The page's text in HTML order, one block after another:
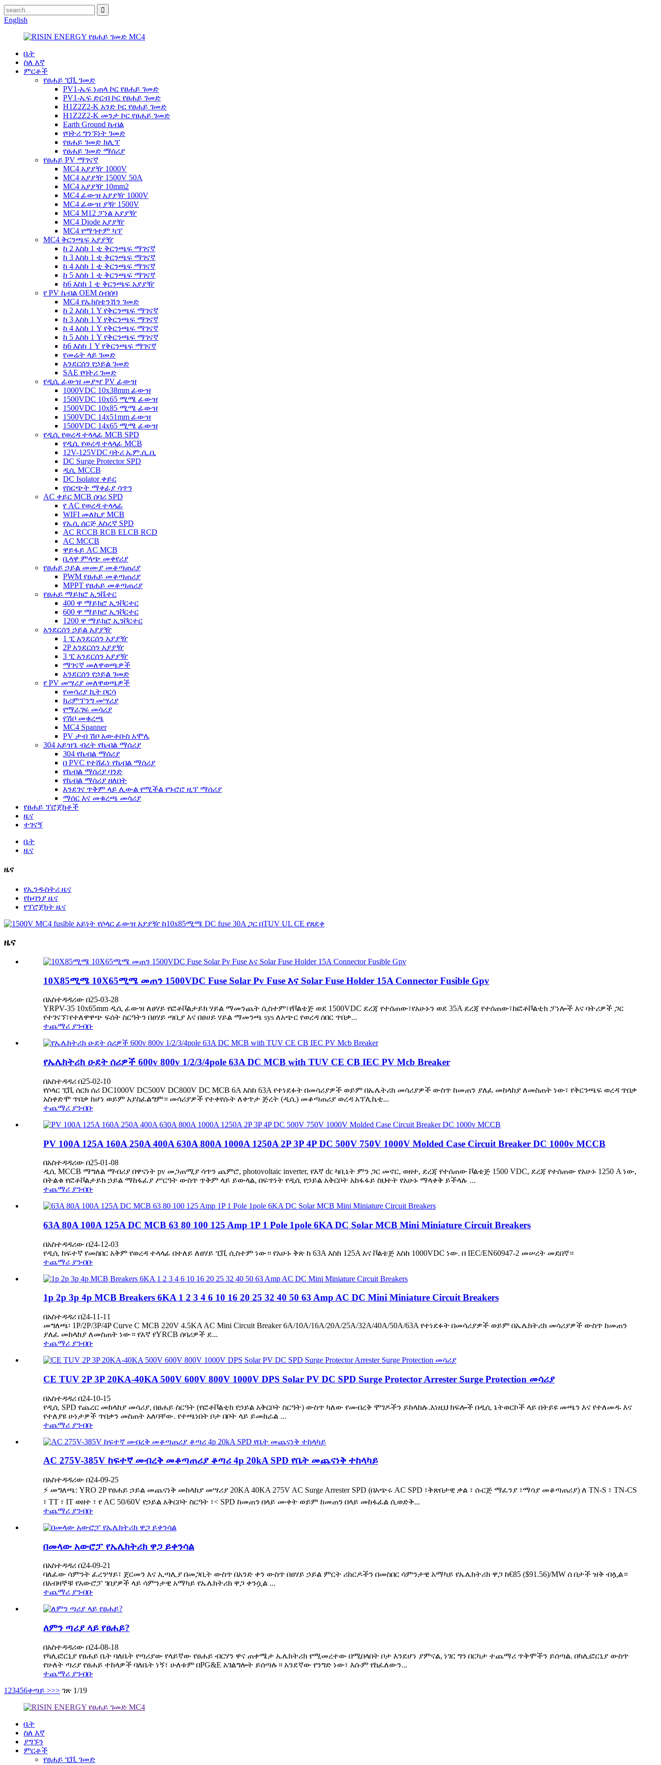
English
ቤት
ስለ እኛ
ምርቶች
የፀሐይ ፒቪ ገመድ
PV1-ኤፍ ነጠላ ኮር የፀሐይ ገመድ
PV1-ኤፍ ድርብ ኮር የፀሐይ ገመድ
H1Z2Z2-K አንድ ኮር የፀሐይ ገመድ
H1Z2Z2-K መንታ ኮር የፀሐይ ገመድ
Earth Ground ኬብል
የባትሪ ግንኙነት ገመድ
የፀሐይ ገመድ ክሊፕ
የፀሐይ ገመድ ማሰሪያ
የፀሐይ PV ማገናኛ
MC4 አያያዥ 1000V
MC4 አያያዥ 1500V 50A
MC4 አያያዥ 10mm2
MC4 ፊውዝ አያያዥ 1000V
MC4 ፊውዝ ያዥ 1500V
MC4 M12 ፓነል አያያዥ
MC4 Diode አያያዥ
MC4 የማኅተም ካፕ
MC4 ቅርንጫፍ አያያዥ
ከ 2 እስከ 1 ቲ ቅርንጫፍ ማገናኛ
ከ 3 እስከ 1 ቲ ቅርንጫፍ ማገናኛ
ከ 4 እስከ 1 ቲ ቅርንጫፍ ማገናኛ
ከ 5 እስከ 1 ቲ ቅርንጫፍ ማገናኛ
ከ6 እስከ 1 ቲ ቅርንጫፍ አያያዥ
የ PV ኬብል OEM ስብሰባ
MC4 የኤክስቴንሽን ገመድ
ከ 2 እስከ 1 Y የቅርንጫፍ ማገናኛ
ከ 3 እስከ 1 Y የቅርንጫፍ ማገናኛ
ከ 4 እስከ 1 Y የቅርንጫፍ ማገናኛ
ከ 5 እስከ 1 Y የቅርንጫፍ ማገናኛ
ከ6 እስከ 1 Y የቅርንጫፍ ማገናኛ
የመሬት ላይ ገመድ
አንደርሰን የኃይል ገመድ
SAE የባትሪ ገመድ
የዲሲ ፊውዝ መያዣ PV ፊውዝ
1000VDC 10x38mm ፊውዝ
1500VDC 10x65 ሚሜ ፊውዝ
1500VDC 10x85 ሚሜ ፊውዝ
1500VDC 14x51mm ፊውዝ
1500VDC 14x65 ሚሜ ፊውዝ
የዲሲ የወረዳ ተላላፊ MCB SPD
የዲሲ የወረዳ ተላላፊ MCB
12V-125VDC ባትሪ ኤም.ሲ.ቢ
DC Surge Protector SPD
ዲሲ MCCB
DC Isolator ቀይር
የስርጭት ማቀፊያ ሳጥን
AC ቀይር MCB ሰባሪ SPD
የ AC የወረዳ ተላላፊ
WIFI መለኪያ MCB
የኤሲ ሰርጅ እስረኛ SPD
AC RCCB RCB ELCB RCD
AC MCCB
ዋይፋይ AC MCB
ቢላዋ ምላጭ መቀየሪያ
የፀሐይ ኃይል መሙያ መቆጣጠሪያ
PWM የፀሐይ መቆጣጠሪያ
MPPT የፀሐይ መቆጣጠሪያ
የፀሐይ ማይክሮ ኢንቬተር
400 ዋ ማይክሮ ኢንቮርተር
600 ዋ ማይክሮ ኢንቮርተር
1200 ዋ ማይክሮ ኢንቮርተር
አንደርሰን ኃይል አያያዥ
1 ፒ አንደርሰን አያያዥ
2P አንደርሰን አያያዥ
3 ፒ አንደርሰን አያያዥ
ማገናኛ መለዋወጫዎች
አንደርሰን የኃይል ገመድ
የ PV መሣሪያ መለዋወጫዎች
የመሳሪያ ኪት ቦርሳ
ክሪምፕንግ መሣሪያ
የማራገፍ መሳሪያ
የሽቦ መቁረጫ
MC4 Spanner
PV ታብ ሽቦ አውቶቡስ አሞሌ
304 አይዝጌ ብረት የኬብል ማሰሪያ
304 የኬብል ማሰሪያ
በ PVC የተሸፈነ የኬብል ማሰሪያ
የኬብል ማሰሪያ ባንድ
የኬብል ማሰሪያ ዘለበት
እንደገና ጥቅም ላይ ሊውል የሚችል የጉሮሮ ዚፕ ማሰሪያ
ማሰር እና መቁረጫ መሳሪያ
የፀሐይ ፕሮጀክቶች
ዜና
ተገናኝ
ቤት
ዜና
ዜና
የኢንዱስትሪ ዜና
የኩባንያ ዜና
የፕሮጀክት ዜና
ዜና
10X85ሚሜ 10X65ሚሜ መጠን 1500VDC Fuse Solar Pv Fuse እና Solar Fuse Holder 15A Connector Fusible Gpv
በአስተዳዳሪው በ25-03-28
YRPV-35 10x65mm ዲሲ ፊውዝ ለፀሃይ የፎቶቮልታይክ ሃይል ማመንጨት ሲስተም፣የቮልቴጅ ወደ 1500VDC ደረጃ የተሰጠው፣የአሁኑን ወደ 35A ደረጃ የተሰጠው፣ከፎቶቮልቲክ ፓነሎች እና ባትሪዎች ጋር
የተገናኘ፣የተለዋዋጭ ፍሰት ስርዓትን በፀሃይ ጣቢያ እና በፀሀይ ሃይል ማመንጫ sys ለአጭር የወረዳ ሰበር ጥበቃ...
ተጨማሪ ያንብቡ
የኤሌክትሪክ ዑደት ሰሪዎች 600v 800v 1/2/3/4pole 63A DC MCB with TUV CE CB IEC PV Mcb Breaker
በአስተዳዳሪ በ25-02-10
የሶላር ፒቪ ሰርክ ሰሪ DC1000V DC500V DC800V DC MCB 6A እስከ 63A የተነደፉት በመሳሪያዎች ወይም በኤሌትሪክ መሳሪያዎች ውስጥ ከመጠን ያለፈ መከላከያ ለመስጠት ነው፣ የቅርንጫፍ ወረዳ ጥበቃ
አስቀድሞ ጥበቃ ከሆነ ወይም አያስፈልግም። መሳሪያዎች የተቀየሱት ለቀጥታ ጅረት (ዲሲ) መቆጣጠሪያ ወረዳ አፕሊኬቲ...
ተጨማሪ ያንብቡ
PV 100A 125A 160A 250A 400A 630A 800A 1000A 1250A 2P 3P 4P DC 500V 750V 1000V Molded Case Circuit Breaker DC 1000v MCCB
በአስተዳዳሪው በ25-01-08
ዲሲ MCCB ማግለል ማብሪያ በዋናነት pv መጋጠሚያ ሳጥን ጨምሮ, photovoltaic inverter, የእኛ dc ካቢኔት ምን ጋር መኖር, ወዘተ, ደረጃ የተሰጠው ቮልቴጅ 1500 VDC, ደረጃ የተሰጠው የአሁኑ 1250 A ነው,
በትልቁ የፎቶቮልታይክ ኃይል ማከፋፈያ ሥርዓት ውስጥ ጥቅም ላይ ይውላል, በፍጥነት የዲሲ የኃይል አቅርቦት አከፋፋይ ስህተት የአሁኑ ማላቀቅ ይችላሉ ...
ተጨማሪ ያንብቡ
63A 80A 100A 125A DC MCB 63 80 100 125 Amp 1P 1 Pole 1pole 6KA DC Solar MCB Mini Miniature Circuit Breakers
በአስተዳዳሪው በ24-12-03
የዲሲ ከፍተኛ የመስበር አቅም የወረዳ ተላላፊ በተለይ ለፀሃይ ፒቪ ሲስተም ነው። የአሁኑ ቅጽ ከ 63A እስከ 125A እና ቮልቴጅ እስከ 1000VDC ነው. በ IEC/EN60947-2 መሠረት መደበኛ።
ተጨማሪ ያንብቡ
1p 2p 3p 4p MCB Breakers 6KA 1 2 3 4 6 10 16 20 25 32 40 50 63 Amp AC DC Mini Miniature Circuit Breakers
በአስተዳዳሪ በ24-11-11
መግለጫ፡ 1P/2P/3P/4P Curve C MCB 220V 4.5KA AC Mini Circuit Breaker 6A/10A/16A/20A/25A/32A/40A/50A/63A የተነደፉት በመሳሪያዎች ወይም በኤሌክትሪክ መሳሪያዎች ውስጥ ከመጠን
ያለፈ መከላከያ ለመስጠት ነው። የእኛ የYRCB ሰባሪዎች ደ...
ተጨማሪ ያንብቡ
CE TUV 2P 3P 20KA-40KA 500V 600V 800V 1000V DPS Solar PV DC SPD Surge Protector Arrester Surge Protection መሳሪያ
በአስተዳዳሪ በ24-10-15
የዲሲ SPD የጨረር መከላከያ መሳሪያ, በፀሐይ ስርዓት (የፎቶቮልቲክ የኃይል አቅርቦት ስርዓት) ውስጥ ካለው የመብረቅ ሞገዶችን ይከላከሉ.እነዚህ ክፍሎች በዲሲ ኔትወርኮች ላይ በትይዩ መጫን እና የተለመዱ እና
የተለያዩ ሁነታዎች ጥበቃን መስጠት አለባቸው. የተጫነበት ቦታ በቦት ላይ ይመከራል ...
ተጨማሪ ያንብቡ
AC 275V-385V ከፍተኛ መብረቅ መቆጣጠሪያ ቆጣሪ 4p 20kA SPD የቤት መጨናነቅ ተከላካይ
በአስተዳዳሪው በ24-09-25
⚡ መግለጫ: YRO 2P የፀሐይ ኃይል መጨናነቅ መከላከያ መሣሪያ 20KA 40KA 275V AC Surge Arrester SPD (በአጭሩ AC SPD ፣ቅጽበታዊ ቃል ፣ ሱርጅ ማፈንያ ፣ማሳያ መቆጣጠሪያ) ለ TN-S ፣ TN-CS
፣ TT ፣ IT ወዘተ ፣ የ AC 50/60V የኃይል አቅርቦት ስርዓት ፣< SPD ከመጠን በላይ ሙቀት ወይም ከመጠን በላይ መከፋፈል ሲወድቅ...
ተጨማሪ ያንብቡ
በመላው አውሮፓ የኤሌክትሪክ ዋጋ ይቀንሳል
በአስተዳዳሪ በ24-09-21
ባለፈው ሳምንት ፈረንሣይ፣ ጀርመን እና ኢጣሊያ በመጋቢት ውስጥ በአንድ ቀን ውስጥ በፀሃይ ኃይል ምርት ሪከርዶችን በመስበር ሳምንታዊ አማካይ የኤሌክትሪክ ዋጋ ከ€85 ($91.56)/MW ሰ በታች ዝቅ ብሏል።
በአብዛኞቹ የአውሮፓ ገበያዎች ላይ ሳምንታዊ አማካይ የኤሌክትሪክ ዋጋ ቀንሷል ...
ተጨማሪ ያንብቡ
ለምን ጣሪያ ላይ የፀሐይ?
በአስተዳዳሪው በ24-08-18
የካሊፎርኒያ የፀሐይ ቤት ባለቤት የጣሪያው የላይኛው የፀሐይ ብርሃን ዋና ጠቀሜታ ኤሌክትሪክ የሚመረተው በሚበላበት ቦታ እንደሆነ ያምናል, ነገር ግን በርካታ ተጨማሪ ጥቅሞችን ይሰጣል. በካሊፎርኒያ ውስጥ
የሁለት ጣሪያ የፀሐይ ተከላዎች ባለቤት ነኝ፣ ሁለቱም በPG&E አገልግሎት ይሰጣሉ። አንደኛው የንግድ ነው፣ እሱም የከፈለውን...
ተጨማሪ ያንብቡ
1 23456ቀጣይ >>> ገጽ 1/19
ቤት
ስለ እኛ
ያግኙን
ምርቶች
የፀሐይ ፒቪ ገመድ